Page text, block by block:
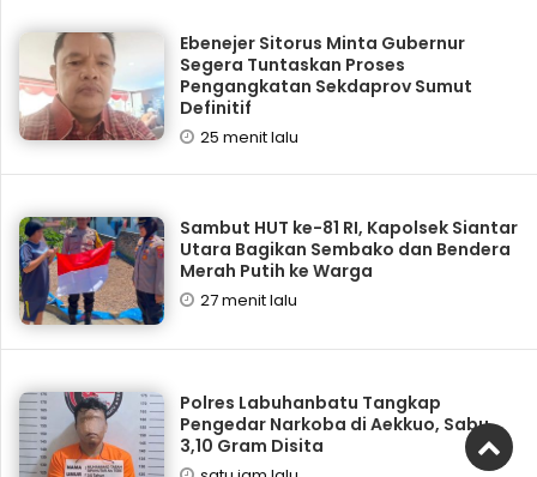
Ebenejer Sitorus Minta Gubernur
Segera Tuntaskan Proses
Pengangkatan Sekdaprov Sumut
Definitif
25 menit lalu
Sambut HUT ke-81 RI, Kapolsek Siantar
Utara Bagikan Sembako dan Bendera
Merah Putih ke Warga
27 menit lalu
Polres Labuhanbatu Tangkap
Pengedar Narkoba di Aekkuo, Sabu
3,10 Gram Disita